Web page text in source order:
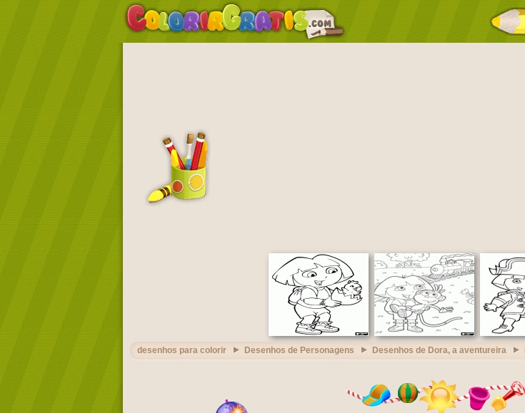
desenhos para colorir Desenhos de Personagens Desenhos de Dora, a aventureira